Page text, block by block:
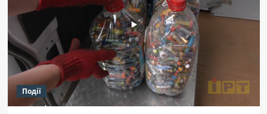
Події